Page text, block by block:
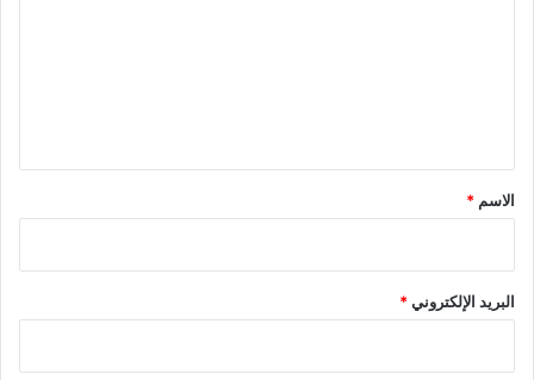
*
الاسم *
البريد الإلكتروني*